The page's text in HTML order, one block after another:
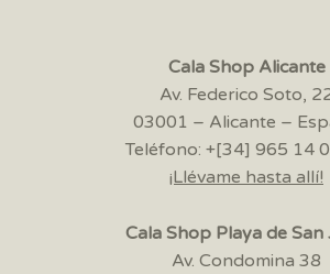
Cala Shop Alicante
Av. Federico Soto,
03001 – Alicante –
Teléfono: +[34] 965 14
¡Llévame hasta allí!
Cala Shop Playa de San
Av. Condomina 38